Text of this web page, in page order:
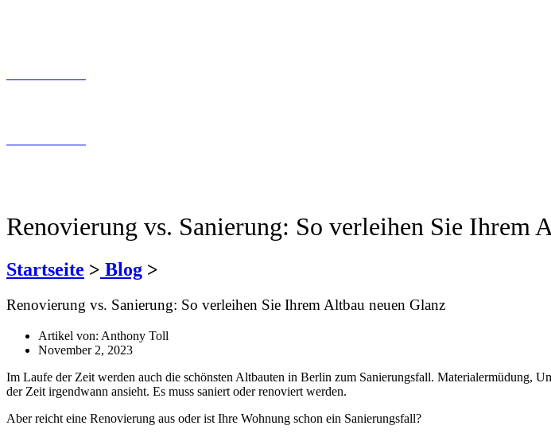
Renovierung vs. Sanierung: So verleihen Sie Ihrem
Startseite > Blog >
Renovierung vs. Sanierung: So verleihen Sie Ihrem Altbau neuen Glanz
Artikel von: Anthony Toll
November 2, 2023
Im Laufe der Zeit werden auch die schönsten Altbauten in Berlin zum Sanierungsfall. Materialermüdung,
der Zeit irgendwann ansieht. Es muss saniert oder renoviert werden.
Aber reicht eine Renovierung aus oder ist Ihre Wohnung schon ein Sanierungsfall?